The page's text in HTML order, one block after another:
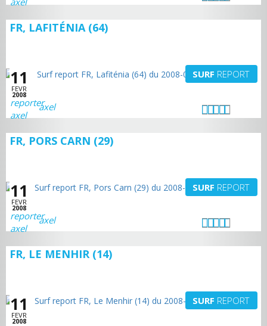
FR, LAFITÉNIA (64)
11
FEVR
2008
SURF REPORT
axel
FR, PORS CARN (29)
11
FEVR
2008
SURF REPORT
axel
FR, LE MENHIR (14)
11
FEVR
2008
SURF REPORT